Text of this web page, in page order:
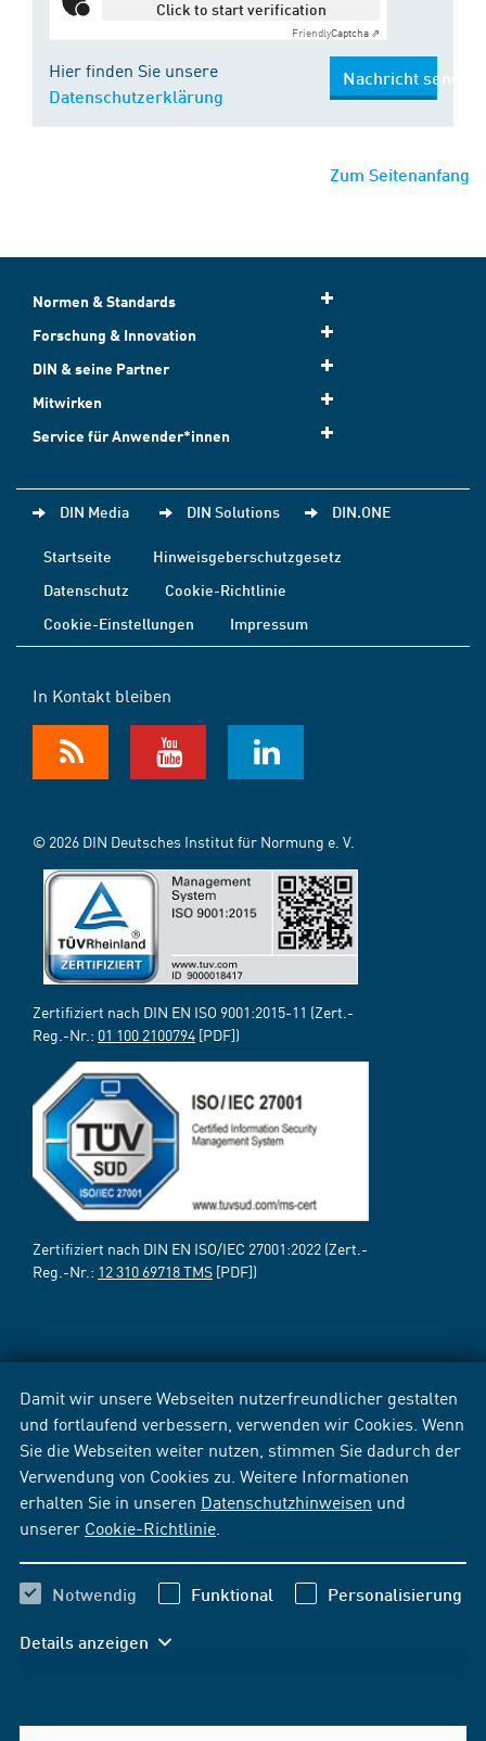
Damit wir unsere Webseiten nutzerfreundlicher gestalten
und fortlaufend verbessern, verwenden wir Cookies. Wenn
Sie die Webseiten weiter nutzen, stimmen Sie dadurch der
Verwendung von Cookies zu. Weitere Informationen
erhalten Sie in unseren Datenschutzhinweisen und
unserer Cookie-Richtlinie
Notwendig Funktional Personalisierung
Details anzeigen
Click to start verification
FriendlyCaptcha ⇗
Hier finden Sie unsere
Datenschutzerklärung
Nachricht senden
Zum Seitenanfang
Normen & Standards
Forschung & Innovation
DIN & seine Partner
Mitwirken
Service für Anwender*innen
DIN Media DIN Solutions DIN.ONE
Startseite
Hinweisgeberschutzgesetz
Datenschutz
Cookie-Richtlinie
Cookie-Einstellungen
Impressum
In Kontakt bleiben
© 2026 DIN Deutsches Institut für Normung e. V.
Zertifiziert nach DIN EN ISO 9001:2015-11 (Zert.-
Reg.-Nr.: 01 100 2100794 [PDF])
Zertifiziert nach DIN EN ISO/IEC 27001:2022 (Zert.-
Reg.-Nr.: 12 310 69718 TMS [PDF])